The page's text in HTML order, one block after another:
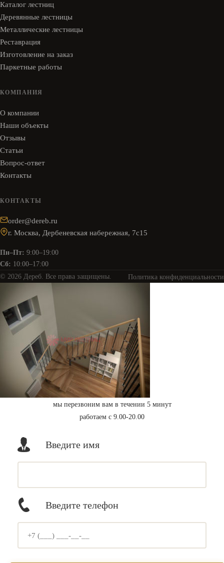
Каталог лестниц
Деревянные лестницы
Металлические лестницы
Реставрация
Изготовление на заказ
Паркетные работы
КОМПАНИЯ
О компании
Наши объекты
Отзывы
Статьи
Вопрос-ответ
Контакты
КОНТАКТЫ
order@dereb.ru
г. Москва, Дербеневская набережная, 7с15
Пн–Пт: 9:00–19:00
Сб: 10:00–17:00
© 2026 Дереб. Все права защищены.
Политика конфиденциальности
мы перезвоним вам в течении 5 минут
работаем с 9.00-20.00
Введите имя
Введите телефон